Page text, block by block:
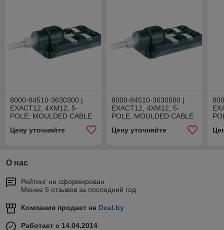
8000-84510-3630300 |
EXACT12, 4XM12, 5-
POLE, MOULDED CABLE
Цену уточняйте
8000-84510-3630500 |
EXACT12, 4XM12, 5-
POLE, MOULDED CABLE
Цену уточняйте
О нас
Рейтинг не сформирован
Менее 5 отзывов за последний год
Компания продает на Deal.by
Работает с 14.04.2014